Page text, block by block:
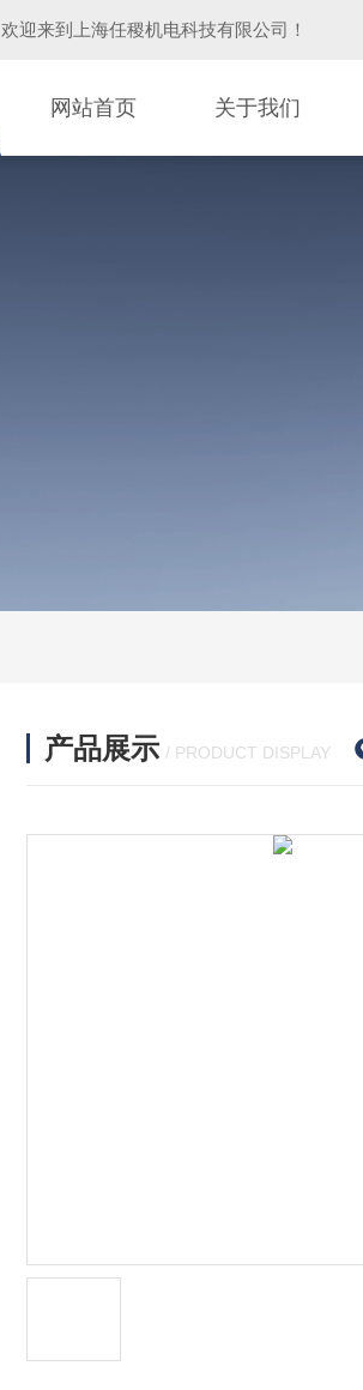
欢迎来到 上海任稷机电科技有限公司 ！
网站首页 关于我们
产品展示 / PRODUCT DISPLAY